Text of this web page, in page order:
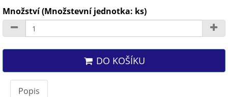
Množství (Množstevní jednotka: ks)
DO KOŠÍKU
Popis